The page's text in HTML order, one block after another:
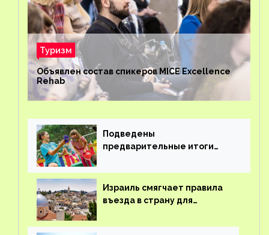
Туризм
Объявлен состав спикеров MICE Excellence
Rehab
Подведены
предварительные итоги
Израиль смягчает правила
въезда в страну для